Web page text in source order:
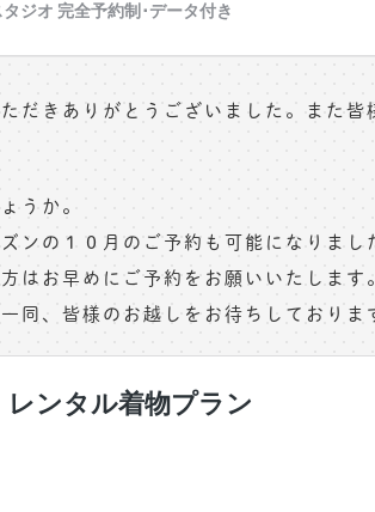
だきありがとうございました。また
うか。
ンの１０月のご予約も可能になりま
はお早めにご予約をお願いいたします。
同、皆様のお越しをお待ちしておりま